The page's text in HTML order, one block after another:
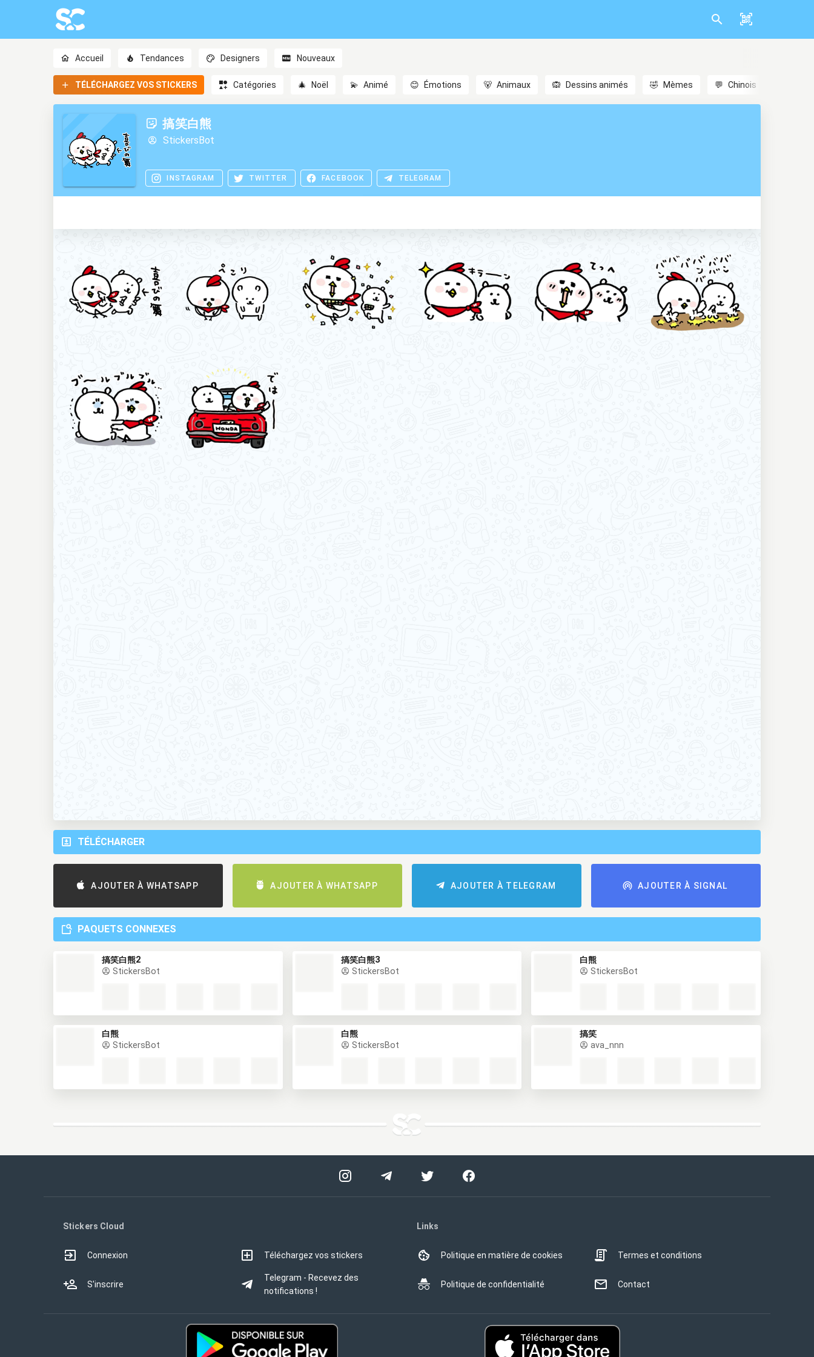
Accueil Tendances Designers Nouveaux
TÉLÉCHARGEZ VOS STICKERS Catégories 🎄 Noël 💫 Animé 😊 Émotions 🐻 Animaux 🙉 Dessins animés 🤣 Mèmes 💬 Chinois
搞笑白熊
StickersBot
INSTAGRAM TWITTER FACEBOOK TELEGRAM
TÉLÉCHARGER
AJOUTER À WHATSAPP AJOUTER À WHATSAPP AJOUTER À TELEGRAM AJOUTER À SIGNAL
PAQUETS CONNEXES
搞笑白熊2
StickersBot
搞笑白熊3
StickersBot
白熊
StickersBot
白熊
StickersBot
白熊
StickersBot
搞笑
ava_nnn
Stickers Cloud
Connexion
S'inscrire
Téléchargez vos stickers
Telegram - Recevez des
notifications !
Links
Politique en matière de cookies
Politique de confidentialité
Termes et conditions
Contact